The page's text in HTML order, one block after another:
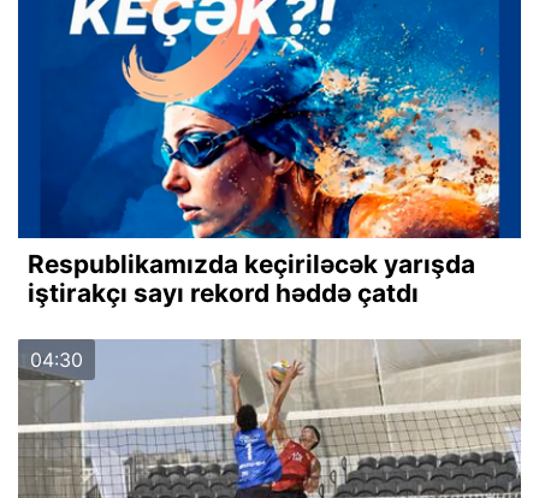
Respublikamızda keçiriləcək yarışda
iştirakçı sayı rekord həddə çatdı
04:30